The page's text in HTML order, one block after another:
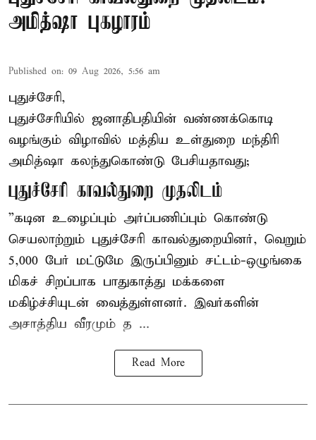
அமித்ஷா புகழாரம்
Published on: 09 Aug 2026, 5:56 am
புதுச்சேரி,
புதுச்சேரியில் ஜனாதிபதியின் வண்ணக்கொடி
வழங்கும் விழாவில் மத்திய உள்துறை மந்திரி
அமித்ஷா கலந்துகொண்டு பேசியதாவது;
புதுச்சேரி காவல்துறை முதலிடம்
”கடின உழைப்பும் அர்ப்பணிப்பும் கொண்டு
செயலாற்றும் புதுச்சேரி காவல்துறையினர், வெறும்
5,000 பேர் மட்டுமே இருப்பினும் சட்டம்-ஒழுங்கை
மிகச் சிறப்பாக பாதுகாத்து மக்களை
மகிழ்ச்சியுடன் வைத்துள்ளனர். இவர்களின்
அசாத்திய வீரமும் த ...
Read More